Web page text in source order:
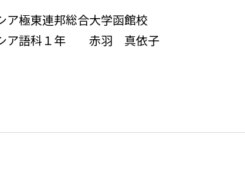
ア極東連邦総合大学函館校
ア語科１年 赤羽 真依子